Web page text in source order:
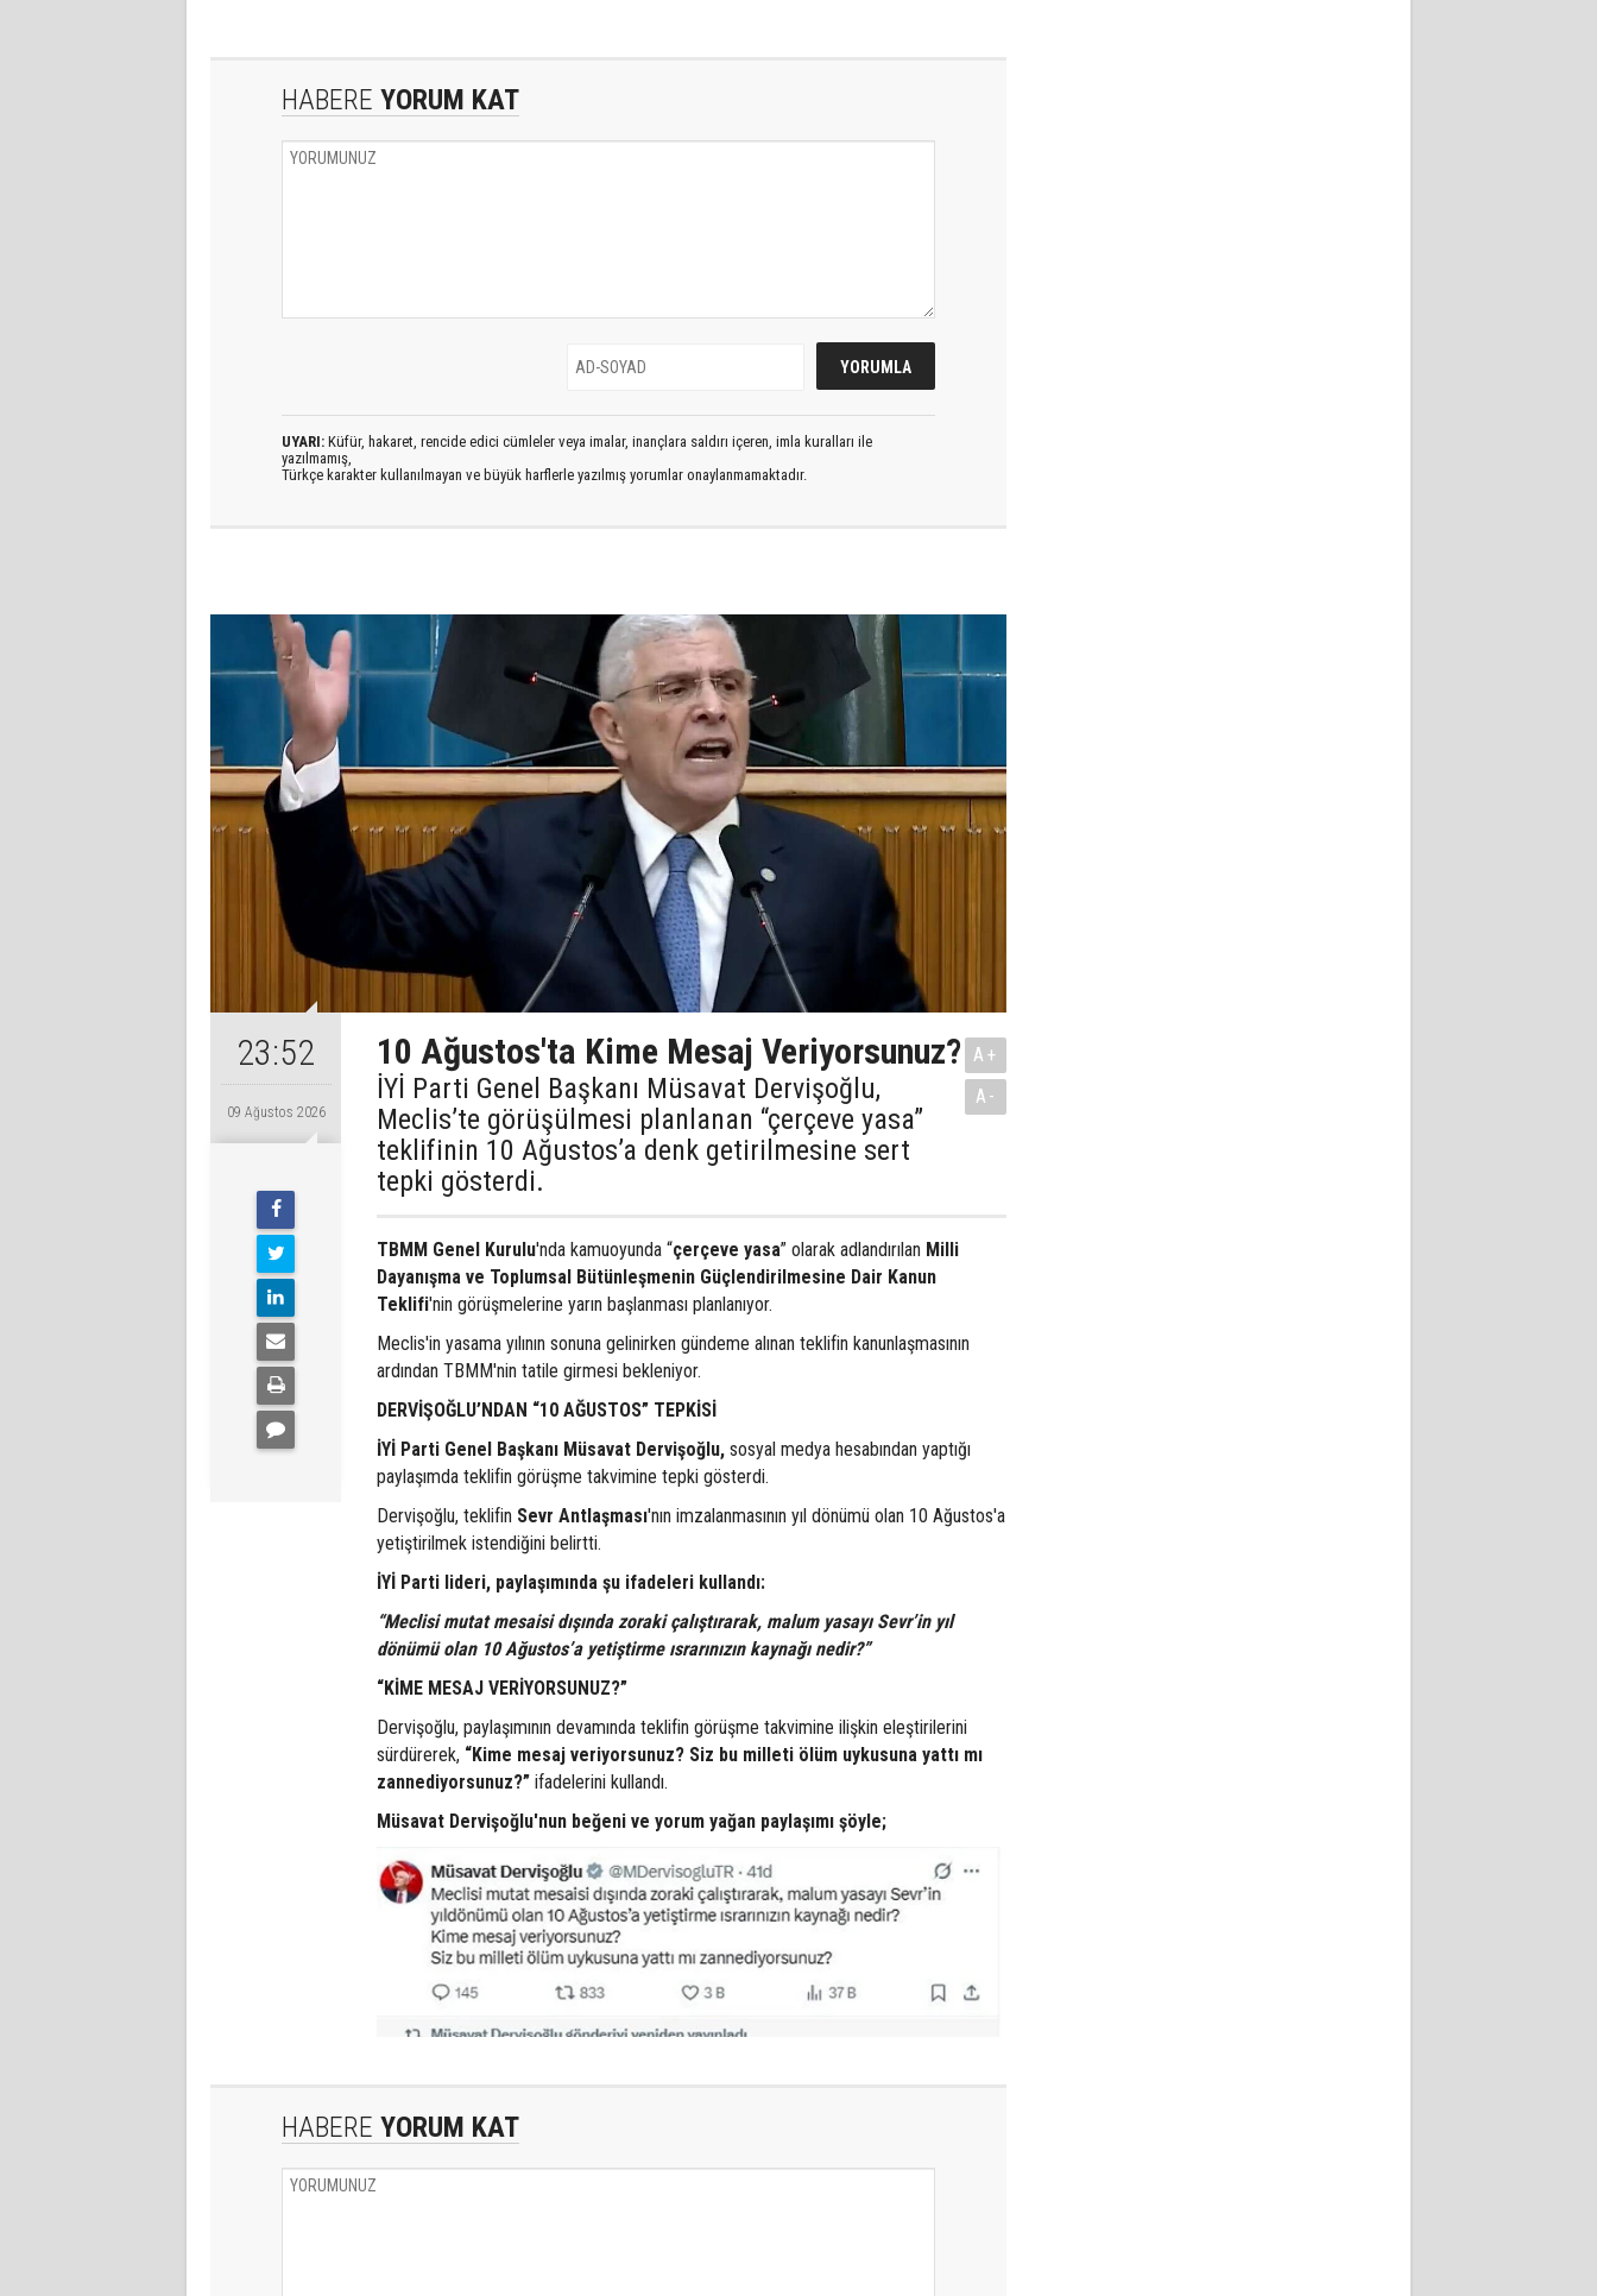
HABERE YORUM KAT
UYARI: Küfür, hakaret, rencide edici cümleler veya imalar, inançlara saldırı içeren, imla kuralları ile
yazılmamış,
Türkçe karakter kullanılmayan ve büyük harflerle yazılmış yorumlar onaylanmamaktadır.
23:52
09 Ağustos 2026
10 Ağustos'ta Kime Mesaj Veriyorsunuz?
İYİ Parti Genel Başkanı Müsavat Dervişoğlu,
Meclis’te görüşülmesi planlanan “çerçeve yasa”
teklifinin 10 Ağustos’a denk getirilmesine sert
tepki gösterdi.
A+
A-
TBMM Genel Kurulu'nda kamuoyunda “çerçeve yasa” olarak adlandırılan Milli
Dayanışma ve Toplumsal Bütünleşmenin Güçlendirilmesine Dair Kanun
Teklifi'nin görüşmelerine yarın başlanması planlanıyor.
Meclis'in yasama yılının sonuna gelinirken gündeme alınan teklifin kanunlaşmasının
ardından TBMM'nin tatile girmesi bekleniyor.
DERVİŞOĞLU’NDAN “10 AĞUSTOS” TEPKİSİ
İYİ Parti Genel Başkanı Müsavat Dervişoğlu, sosyal medya hesabından yaptığı
paylaşımda teklifin görüşme takvimine tepki gösterdi.
Dervişoğlu, teklifin Sevr Antlaşması'nın imzalanmasının yıl dönümü olan 10 Ağustos'a
yetiştirilmek istendiğini belirtti.
İYİ Parti lideri, paylaşımında şu ifadeleri kullandı:
“Meclisi mutat mesaisi dışında zoraki çalıştırarak, malum yasayı Sevr’in yıl
dönümü olan 10 Ağustos’a yetiştirme ısrarınızın kaynağı nedir?”
“KİME MESAJ VERİYORSUNUZ?”
Dervişoğlu, paylaşımının devamında teklifin görüşme takvimine ilişkin eleştirilerini
sürdürerek, “Kime mesaj veriyorsunuz? Siz bu milleti ölüm uykusuna yattı mı
zannediyorsunuz?” ifadelerini kullandı.
Müsavat Dervişoğlu'nun beğeni ve yorum yağan paylaşımı şöyle;
HABERE YORUM KAT